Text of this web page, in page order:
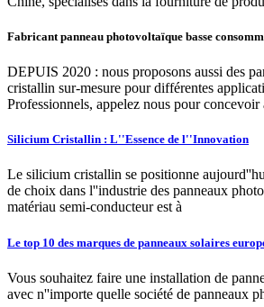
Fabricant panneau photovoltaïque basse
DEPUIS 2020 : nous proposons aussi des
cristallin sur-mesure pour différentes
Professionnels, appelez nous pour
Silicium Cristallin : L''Essence de l''Innovation
Le silicium cristallin se positionne
de choix dans l''industrie des panneaux
matériau semi-conducteur est à
Le top 10 des marques de panneaux solaires
Vous souhaitez faire une installation de
avec n''importe quelle société de panneaux